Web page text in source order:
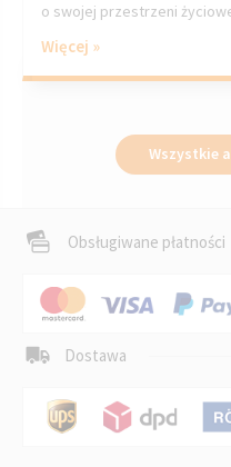
o swojej przestrzeni
Więcej »
Wszystkie
Obsługiwane płatności
Dostawa